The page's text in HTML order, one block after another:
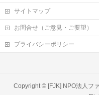
サイトマップ
お問合せ（ご意見・ご要望）
プライバシーポリシー
Copyright © [FJK] NPO法人フ